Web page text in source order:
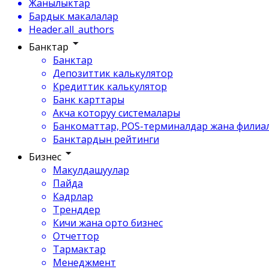
Жанылыктар
Бардык макалалар
Header.all_authors
Банктар
Банктар
Депозиттик калькулятор
Кредиттик калькулятор
Банк карттары
Акча которуу системалары
Банкоматтар, POS-терминалдар жана
Банктардын рейтинги
Бизнес
Макулдашуулар
Пайда
Кадрлар
Тренддер
Кичи жана орто бизнес
Отчеттор
Тармактар
Менеджмент